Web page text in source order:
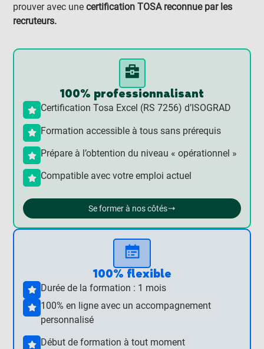
prouver avec une certification TOSA reconnue par les
recruteurs.
100% professionnalisant
Certification Tosa Excel (RS 7256) d’ISOGRAD
Formation accessible à tous sans prérequis
Prépare à l’obtention du niveau « opérationnel »
Compatible avec votre emploi actuel
Se former à nos côtés
100% flexible
Durée de la formation : 1 mois
100% en ligne avec un accompagnement
personnalisé
Début de formation à tout moment